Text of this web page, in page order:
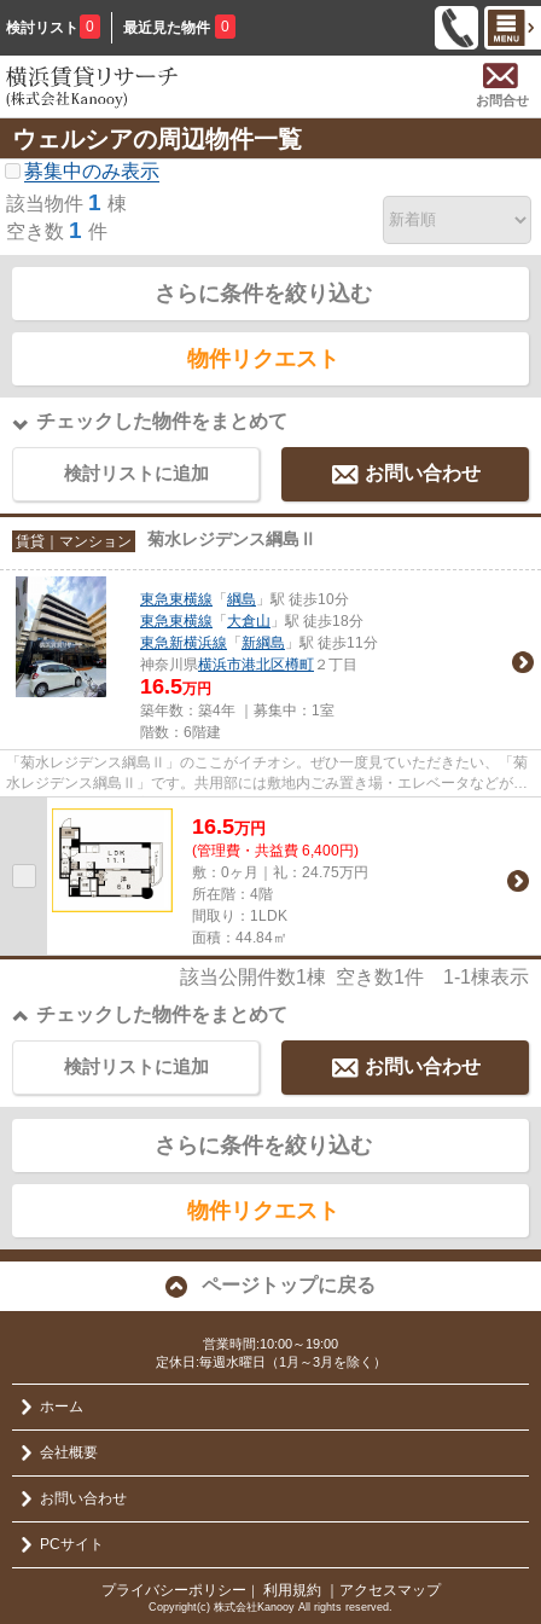
検討リスト 0 最近見た物件 0
お問合せ
ウェルシアの周辺物件一覧
募集中のみ表示
該当物件 1 棟
空き数 1 件
さらに条件を絞り込む
物件リクエスト
チェックした物件をまとめて
検討リストに追加 お問い合わせ
賃貸｜マンション 菊水レジデンス綱島Ⅱ
東急東横線 「 綱島 」駅 徒歩10分
東急東横線 「 大倉山 」駅 徒歩18分
東急新横浜線 「 新綱島 」駅 徒歩11分
神奈川県横浜市港北区樽町 ２丁目
16.5万円
築年数：築4年 ｜募集中： 1室
階数：6階建
「菊水レジデンス綱島Ⅱ」のここがイチオシ。ぜひ一度見ていただきたい、「菊
水レジデンス綱島Ⅱ」です。共用部には敷地内ごみ置き場・エレベータなどが備
16.5万円
(管理費・共益費 6,400円)
敷：0ヶ月｜礼：24.75万円
所在階：4階
間取り：1LDK
面積：44.84㎡
該当公開件数1棟 空き数1件 1-1棟表示
チェックした物件をまとめて
お問い合わせ
検討リストに追加
さらに条件を絞り込む
物件リクエスト
ページトップに戻る
営業時間:10:00～19:00
定休日:毎週水曜日（1月～3月を除く）
ホーム
会社概要
お問い合わせ
PCサイト
プライバシーポリシー ｜ 利用規約 ｜アクセスマップ
Copyright(c) 株式会社Kanooy All rights reserved.